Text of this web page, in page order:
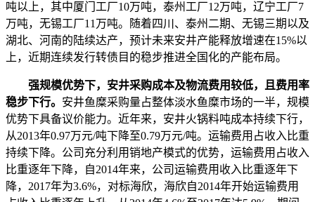
吨以上，其中厦门工厂10万吨，泰州工厂12万吨，辽宁工厂7
万吨，无锡工厂11万吨。随着四川、泰州二期、无锡三期以及
湖北、河南的陆续达产，预计未来安井产能释放增速在15%以
上，近期连续发行转债目的稳步推进全国化的产能布局。
强规模优势下，安井采购成本及物流费用较低，且费用率
稳步下行。 安井鱼糜采购量占整体淡水鱼糜市场的一半，规模
优势下具备议价能力。近年来，安井火锅料吨成本持续下行，
从2013年0.97万元/吨下降至0.79万元/吨。运输费用占收入比重
持续下降。公司充分利用销地产模式的优势，运输费用占收入
比重逐年下降，自2014年来，公司运输费用收入比重逐年下
降，2017年为3.6%，对标海欣，海欣自2014年开始运输费用